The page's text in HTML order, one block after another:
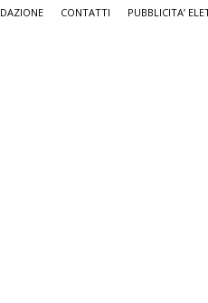
CONTATTI PUBBLICITA’